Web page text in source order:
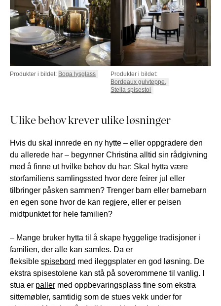
Produkter i bildet: Boga lysglass
Produkter i bildet:
Bordeaux gulvteppe
Stella spisestol
Ulike behov krever ulike løsninger
Hvis du skal innrede en ny hytte – eller oppgradere den
du allerede har – begynner Christina alltid sin rådgivning
med å finne ut hvilke behov du har: Skal hytta være
storfamiliens samlingssted hvor dere feirer jul eller
tilbringer påsken sammen? Trenger barn eller barnebarn
en egen sone hvor de kan regjere, eller er peisen
midtpunktet for hele familien?
– Mange bruker hytta til å skape hyggelige tradisjoner i
familien, der alle kan samles. Da er
fleksible spisebord med ileggsplater en god løsning. De
ekstra spisestolene kan stå på soverommene til vanlig. I
stua er paller med oppbevaringsplass fine som ekstra
sittemøbler, samtidig som de stues vekk under for